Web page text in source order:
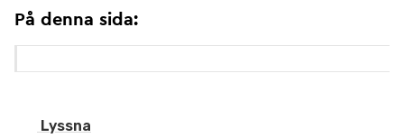
Lyssna
På denna sida: